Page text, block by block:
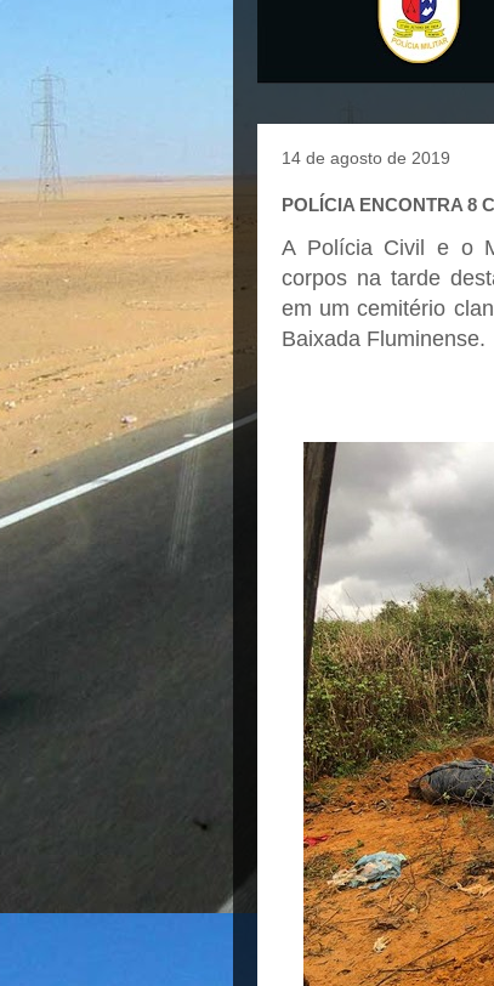
14 de agosto de 2019
POLÍCIA ENCONTRA 8
A Polícia Civil e o
corpos na tarde
em um cemitério
Baixada Fluminense.